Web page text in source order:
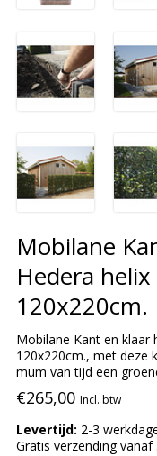
Mobilane
Hedera
120x220cm.
Mobilane Kant en klaar
120x220cm., met deze
mum van tijd een
€265,00 Incl. btw
Levertijd: 2-3
Gratis verzending vanaf